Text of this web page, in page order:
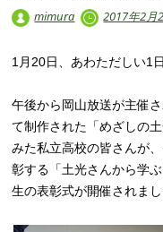
mimura 2017年2月
1月20日、あわただしい1
午後から岡山放送が主催
て制作された「めざしの
みた私立高校の皆さんが
彰する「土光さんから学
生の表彰式が開催されまし